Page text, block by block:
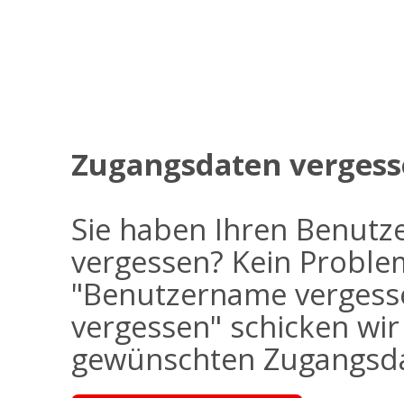
Zugangsdaten
Sie haben Ihren
vergessen? Kein
"Benutzername
vergessen" schicken
gewünschten